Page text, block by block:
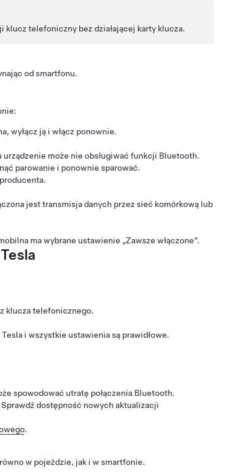
telefoniczny bez działającej karty klucza.
od smartfonu.
wyłącz ją i włącz ponownie.
może nie obsługiwać funkcji Bluetooth.
parowanie i ponownie sparować.
jest transmisja danych przez sieć komórkową lub
ma wybrane ustawienie „Zawsze włączone”.
klucza telefonicznego.
i wszystkie ustawienia są prawidłowe.
spowodować utratę połączenia Bluetooth.
dostępność nowych aktualizacji
.
w pojeździe, jak i w smartfonie.